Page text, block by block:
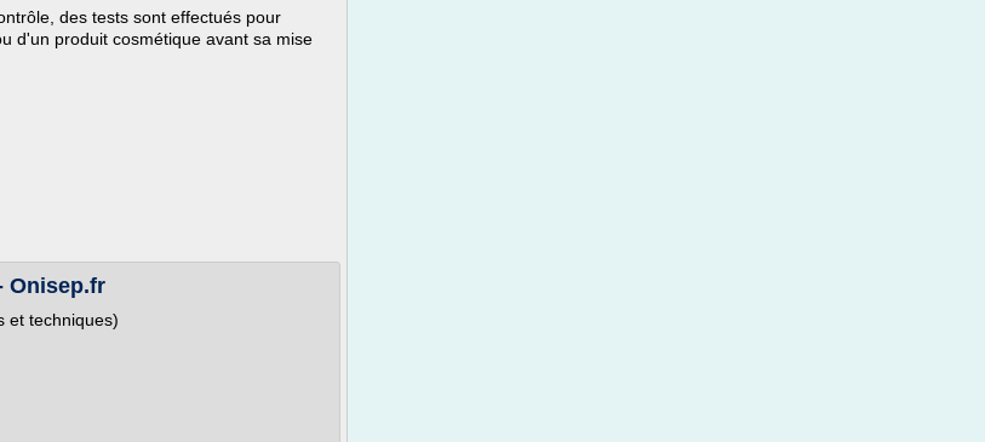
des tests sont effectués pour
d'un produit cosmétique avant sa mise
Onisep.fr
et techniques)